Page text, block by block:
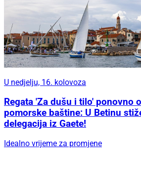
U nedjelju, 16. kolovoza
Regata 'Za dušu i tilo' ponovno
pomorske baštine: U Betinu
delegacija iz Gaete!
Idealno vrijeme za promjene